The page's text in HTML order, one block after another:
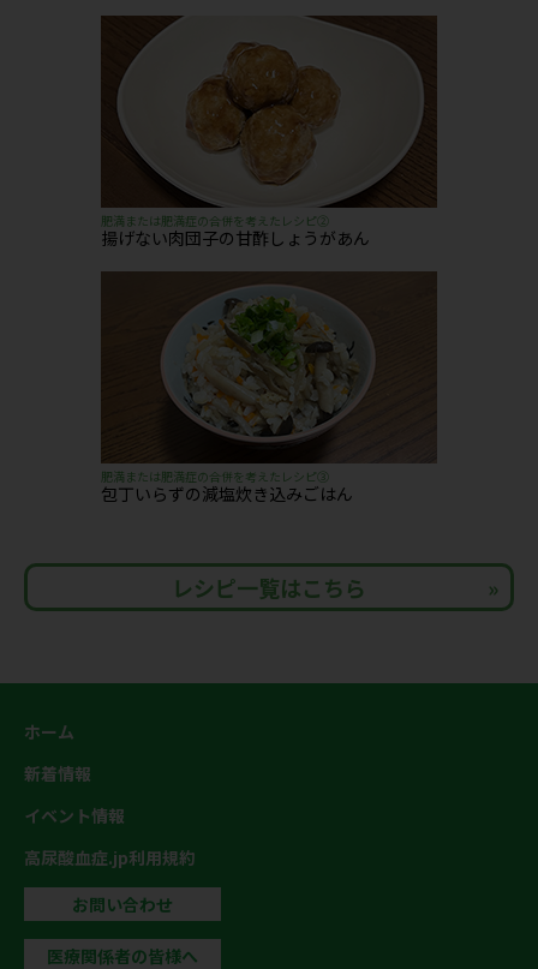
肥満または肥満症の合併を考えたレシピ②
揚げない肉団子の甘酢しょうがあん
肥満または肥満症の合併を考えたレシピ③
包丁いらずの減塩炊き込みごはん
レシピ一覧はこちら
ホーム
新着情報
イベント情報
高尿酸血症.jp利用規約
お問い合わせ
医療関係者の皆様へ